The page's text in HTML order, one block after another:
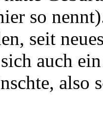
so
seit
auch
also